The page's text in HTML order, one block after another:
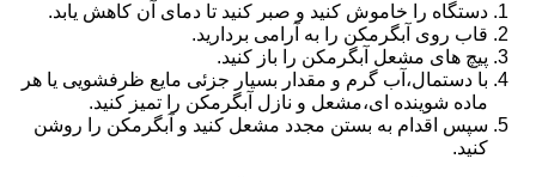
دستگاه را خاموش کنید و صبر کنید تا دمای آن کاهش یابد.
قاب روی آبگرمکن را به آرامی بردارید.
پیچ های مشعل آبگرمکن را باز کنید.
با دستمال،آب گرم و مقدار بسیار جزئی مایع ظرفشویی یا هر
ماده شوینده ای،مشعل و نازل آبگرمکن را تمیز کنید.
سپس اقدام به بستن مجدد مشعل کنید و آبگرمکن را روشن
کنید.